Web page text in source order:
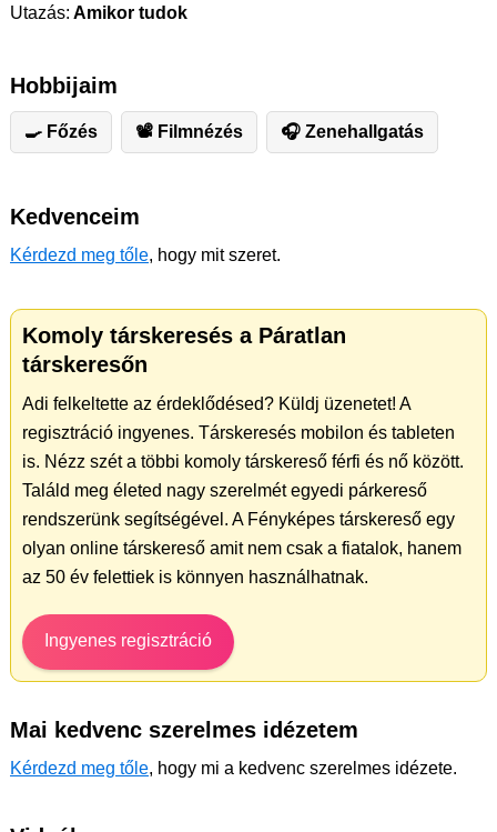
Utazás: Amikor tudok
Hobbijaim
🍳 Főzés 📽 Filmnézés 🎧 Zenehallgatás
Kedvenceim
Kérdezd meg tőle, hogy mit szeret.
Komoly társkeresés a Páratlan
társkeresőn
Adi felkeltette az érdeklődésed? Küldj üzenetet! A
regisztráció ingyenes. Társkeresés mobilon és tableten
is. Nézz szét a többi komoly társkereső férfi és nő között.
Találd meg életed nagy szerelmét egyedi párkereső
rendszerünk segítségével. A Fényképes társkereső egy
olyan online társkereső amit nem csak a fiatalok, hanem
az 50 év felettiek is könnyen használhatnak.
Ingyenes regisztráció
Mai kedvenc szerelmes idézetem
Kérdezd meg tőle, hogy mi a kedvenc szerelmes idézete.